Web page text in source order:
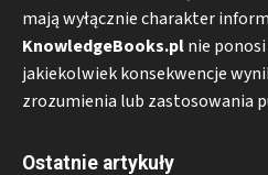
mają wyłącznie charakter
KnowledgeBooks.plnie
jakiekolwiek konsekwencje
zrozumienia lub zastosowania
Ostatnie artykuły